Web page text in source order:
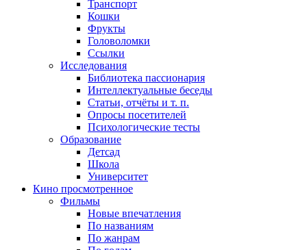
Транспорт
Кошки
Фрукты
Головоломки
Ссылки
Исследования
Библиотека пассионария
Интеллектуальные беседы
Статьи, отчёты и т. п.
Опросы посетителей
Психологические тесты
Образование
Детсад
Школа
Университет
Кино просмотренное
Фильмы
Новые впечатления
По названиям
По жанрам